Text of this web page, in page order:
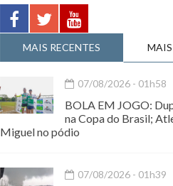
MAIS RECENTES
07/08/2026 - 01h58
BOLA EM JOGO:
na Copa do Brasil;
Miguel no pódio
07/08/2026 - 01h39